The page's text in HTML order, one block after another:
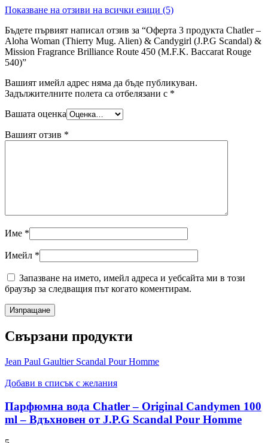
Показване на отзиви на всички езици (5)
Бъдете първият написал отзив за “Оферта 3 продукта Chatler –
Aloha Woman (Thierry Mug. Alien) & Candygirl (J.P.G Scandal) &
Mission Fragrance Brilliance Route 450 (M.F.K. Baccarat Rouge
540)”
Вашият имейл адрес няма да бъде публикуван.
Задължителните полета са отбелязани с *
Вашата оценка
Вашият отзив *
Име *
Имейл *
Запазване на името, имейл адреса и уебсайта ми в този
браузър за следващия път когато коментирам.
Свързани продукти
Jean Paul Gaultier Scandal Pour Homme
Добави в списък с желания
Парфюмна вода Chatler – Original Candymen 100
ml – Вдъхновен от J.P.G Scandal Pour Homme